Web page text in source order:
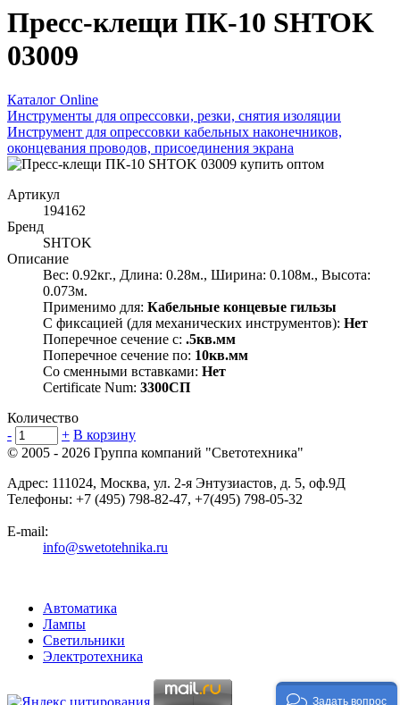
Пресс-клещи ПК-10 SHTOK
03009
Каталог Online
Инструменты для опрессовки, резки, снятия изоляции
Инструмент для опрессовки кабельных наконечников,
оконцевания проводов, присоединения экрана
Артикул
194162
Бренд
SHTOK
Описание
Вес: 0.92кг., Длина: 0.28м., Ширина: 0.108м., Высота:
0.073м.
Применимо для: Кабельные концевые гильзы
С фиксацией (для механических инструментов): Нет
Поперечное сечение с: .5кв.мм
Поперечное сечение по: 10кв.мм
Со сменными вставками: Нет
Certificate Num: 3300СП
Количество
-
+ В корзину
© 2005 - 2026 Группа компаний "Светотехника"
Адрес: 111024, Москва, ул. 2-я Энтузиастов, д. 5, оф.9Д
Телефоны: +7 (495) 798-82-47, +7(495) 798-05-32
E-mail:
info@swetotehnika.ru
Автоматика
Лампы
Светильники
Электротехника
Задать вопрос